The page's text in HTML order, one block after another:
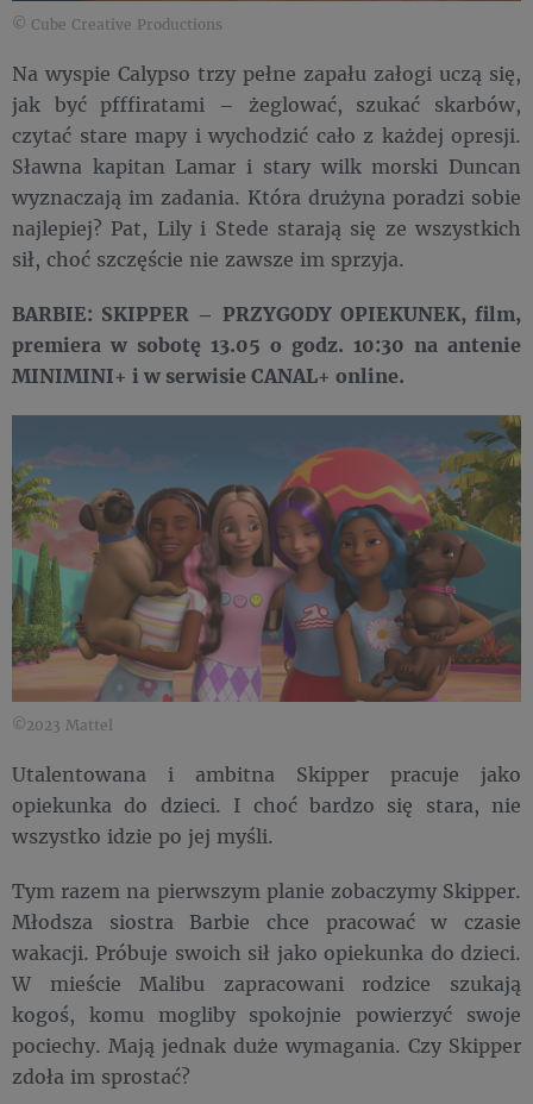
© Cube Creative Productions
Na wyspie Calypso trzy pełne zapału załogi uczą się,
jak być pfffiratami – żeglować, szukać skarbów,
czytać stare mapy i wychodzić cało z każdej opresji.
Sławna kapitan Lamar i stary wilk morski Duncan
wyznaczają im zadania. Która drużyna poradzi sobie
najlepiej? Pat, Lily i Stede starają się ze wszystkich
sił, choć szczęście nie zawsze im sprzyja.
BARBIE: SKIPPER – PRZYGODY OPIEKUNEK, film,
premiera w sobotę 13.05 o godz. 10:30 na antenie
MINIMINI+ i w serwisie CANAL+ online.
©2023 Mattel
Utalentowana i ambitna Skipper pracuje jako
opiekunka do dzieci. I choć bardzo się stara, nie
wszystko idzie po jej myśli.
Tym razem na pierwszym planie zobaczymy Skipper.
Młodsza siostra Barbie chce pracować w czasie
wakacji. Próbuje swoich sił jako opiekunka do dzieci.
W mieście Malibu zapracowani rodzice szukają
kogoś, komu mogliby spokojnie powierzyć swoje
pociechy. Mają jednak duże wymagania. Czy Skipper
zdoła im sprostać?